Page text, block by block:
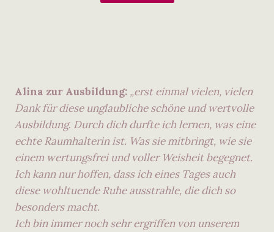
Alina zur Ausbildung: „erst einmal vielen, vielen
Dank für diese unglaubliche schöne und wertvolle
Ausbildung. Durch dich durfte ich lernen, was eine
echte Raumhalterin ist. Was sie mitbringt, wie sie
einem wertungsfrei und voller Weisheit begegnet.
Ich kann nur hoffen, dass ich eines Tages auch
diese wohltuende Ruhe ausstrahle, die dich so
besonders macht.
Ich bin immer noch sehr ergriffen von unserem